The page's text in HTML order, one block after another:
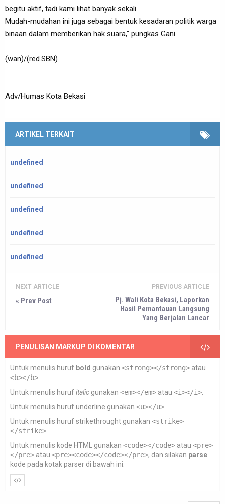
begitu aktif, tadi kami lihat banyak sekali.
Mudah-mudahan ini juga sebagai bentuk kesadaran politik warga
binaan dalam memberikan hak suara," pungkas Gani.
(wan)/(red.SBN)
Adv/Humas Kota Bekasi
ARTIKEL TERKAIT
undefined
undefined
undefined
undefined
undefined
NEXT ARTICLE
« Prev Post
PREVIOUS ARTICLE
Pj. Wali Kota Bekasi, Laporkan
Hasil Pemantauan Langsung
Yang Berjalan Lancar
PENULISAN MARKUP DI KOMENTAR
Untuk menulis huruf bold gunakan <strong></strong> atau
<b></b>.
Untuk menulis hurufitalic gunakan <em></em> atau <i></i>.
Untuk menulis hurufunderline gunakan <u></u>.
Untuk menulis hurufstrikethrought gunakan <strike>
</strike>.
Untuk menulis kode HTML gunakan <code></code> atau <pre>
</pre> atau <pre><code></code></pre>, dan silakan parse
kode pada kotak parser di bawah ini.